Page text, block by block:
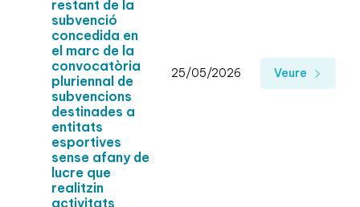
restant de la
subvenció
concedida en
el marc de la
convocatòria
pluriennal de
subvencions
destinades a
entitats
esportives
sense afany de
lucre que
realitzin
activitats
25/05/2026 Veure